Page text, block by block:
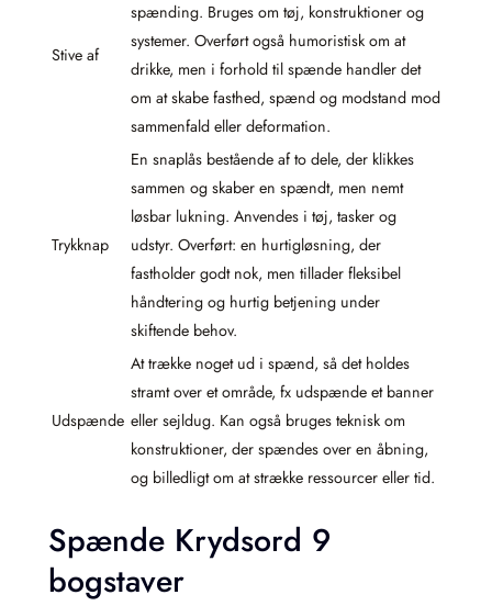
Stive af
spænding. Bruges om tøj, konstruktioner og
systemer. Overført også humoristisk om at
drikke, men i forhold til spænde handler det
om at skabe fasthed, spænd og modstand mod
sammenfald eller deformation.
Trykknap
En snaplås bestående af to dele, der klikkes
sammen og skaber en spændt, men nemt
løsbar lukning. Anvendes i tøj, tasker og
udstyr. Overført: en hurtigløsning, der
fastholder godt nok, men tillader fleksibel
håndtering og hurtig betjening under
skiftende behov.
Udspænde
At trække noget ud i spænd, så det holdes
stramt over et område, fx udspænde et banner
eller sejldug. Kan også bruges teknisk om
konstruktioner, der spændes over en åbning,
og billedligt om at strække ressourcer eller tid.
Spænde Krydsord 9
bogstaver